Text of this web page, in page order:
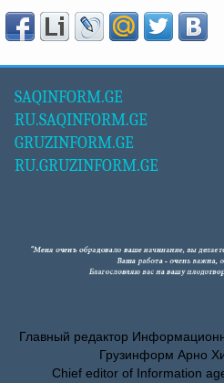
SAQINFORM.GE
RU.SAQINFORM.GE
GRUZINFORM.GE
RU.GRUZINFORM.GE
Главный редактор
Грузинформ Арно
Chief editor of Information